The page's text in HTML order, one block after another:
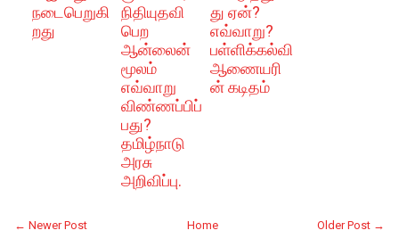
நடைபெறுகி
றது
நிதியுதவி
பெற
ஆன்லைன்
மூலம்
எவ்வாறு
விண்ணப்பிப்
பது?
தமிழ்நாடு
அரசு
அறிவிப்பு.
து ஏன்?
எவ்வாறு?
பள்ளிக்கல்வி
ஆணையரி
ன் கடிதம்
← Newer Post Older Post →
Home